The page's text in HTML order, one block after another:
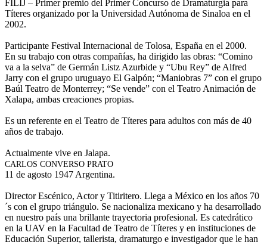
FILIJ – Primer premio del Primer Concurso de Dramaturgia para
Títeres organizado por la Universidad Autónoma de Sinaloa en el
2002.
Participante Festival Internacional de Tolosa, España en el 2000.
En su trabajo con otras compañías, ha dirigido las obras: “Comino
va a la selva” de Germán Listz Azurbide y “Ubu Rey” de Alfred
Jarry con el grupo uruguayo El Galpón; “Maniobras 7” con el grupo
Baúl Teatro de Monterrey; “Se vende” con el Teatro Animación de
Xalapa, ambas creaciones propias.
Es un referente en el Teatro de Títeres para adultos con más de 40
años de trabajo.
Actualmente vive en Jalapa.
CARLOS CONVERSO PRATO
11 de agosto 1947 Argentina.
Director Escénico, Actor y Titiritero. Llega a México en los años 70
´s con el grupo triángulo. Se nacionaliza mexicano y ha desarrollado
en nuestro país una brillante trayectoria profesional. Es catedrático
en la UAV en la Facultad de Teatro de Títeres y en instituciones de
Educación Superior, tallerista, dramaturgo e investigador que le han